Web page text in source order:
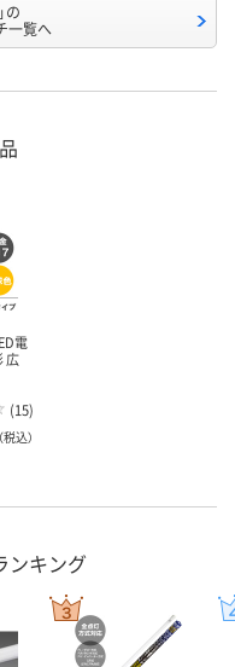
の
一覧へ
電
広
(15)
（税込）
ンキング